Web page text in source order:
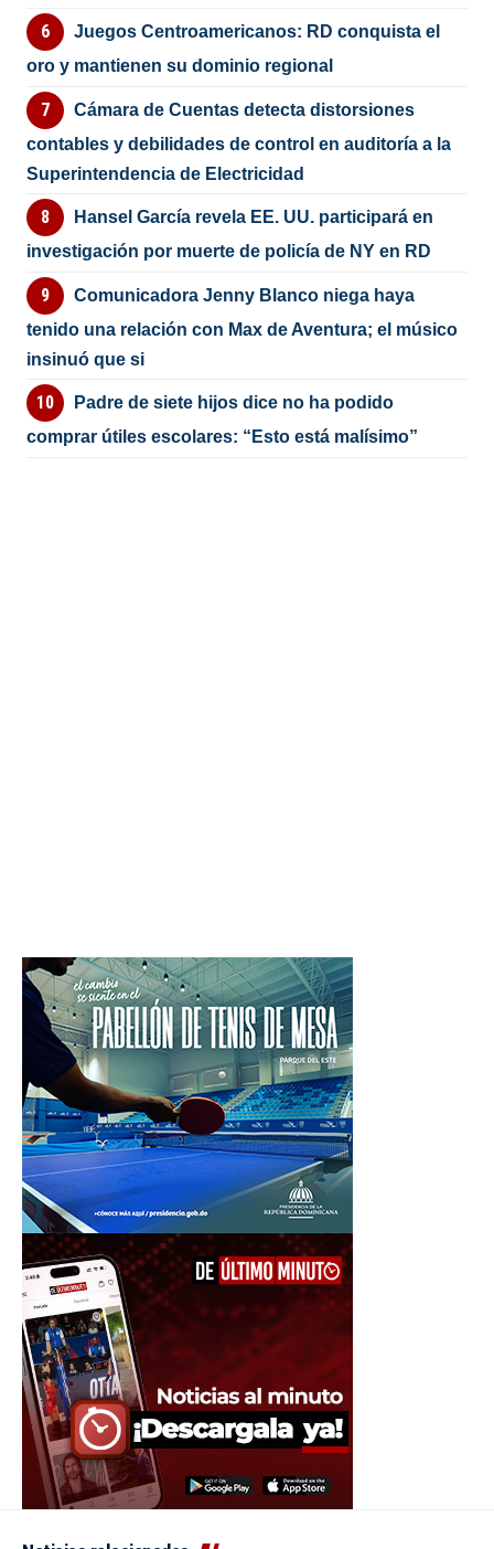
Juegos Centroamericanos: RD conquista el
oro y mantienen su dominio regional
Cámara de Cuentas detecta distorsiones
contables y debilidades de control en auditoría a la
Superintendencia de Electricidad
Hansel García revela EE. UU. participará en
investigación por muerte de policía de NY en RD
Comunicadora Jenny Blanco niega haya
tenido una relación con Max de Aventura; el músico
insinuó que si
Padre de siete hijos dice no ha podido
comprar útiles escolares: “Esto está malísimo”